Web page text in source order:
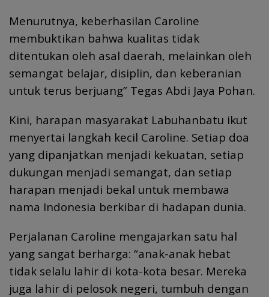
Menurutnya, keberhasilan Caroline
membuktikan bahwa kualitas tidak
ditentukan oleh asal daerah, melainkan oleh
semangat belajar, disiplin, dan keberanian
untuk terus berjuang” Tegas Abdi Jaya Pohan.
Kini, harapan masyarakat Labuhanbatu ikut
menyertai langkah kecil Caroline. Setiap doa
yang dipanjatkan menjadi kekuatan, setiap
dukungan menjadi semangat, dan setiap
harapan menjadi bekal untuk membawa
nama Indonesia berkibar di hadapan dunia.
Perjalanan Caroline mengajarkan satu hal
yang sangat berharga: “anak-anak hebat
tidak selalu lahir di kota-kota besar. Mereka
juga lahir di pelosok negeri, tumbuh dengan